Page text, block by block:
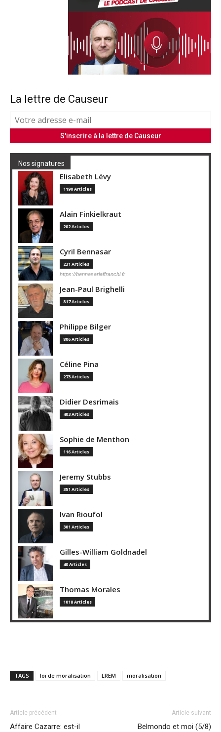
La lettre de Causeur
Nos signatures
Elisabeth Lévy
1190 Articles
Alain Finkielkraut
202 Articles
Cyril Bennasar
231 Articles
https://bennasarlaffranchi.fr
Jean-Paul Brighelli
817 Articles
Philippe Bilger
806 Articles
Céline Pina
273 Articles
Didier Desrimais
403 Articles
Sophie de Menthon
116 Articles
Jeremy Stubbs
351 Articles
Ivan Rioufol
301 Articles
Gilles-William Goldnadel
40 Articles
Thomas Morales
1018 Articles
TAGS loi de moralisation LREM moralisation
Article précédent
Affaire Cazarre: est-il
Article suivant
Belmondo et moi (5/8)